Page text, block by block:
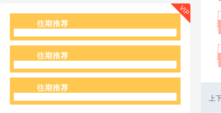
往期推荐
往期推荐
往期推荐
VIP
上